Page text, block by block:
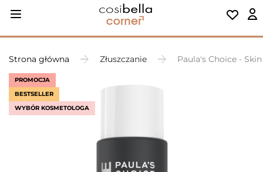
Strona główna Złuszczanie Paula's Choice -
PROMOCJA
BESTSELLER
WYBÓR KOSMETOLOGA